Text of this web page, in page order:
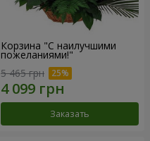
Корзина "С наилучшими
пожеланиями!"
5 465 грн
Заказать